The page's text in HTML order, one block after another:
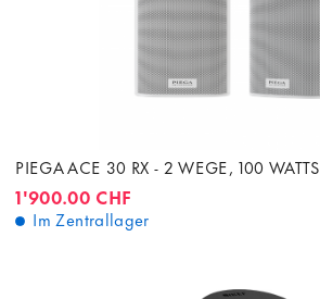
PIEGA ACE 30 RX - 2 WEGE, 100 WATTS
1'900.00 CHF
Im Zentrallager